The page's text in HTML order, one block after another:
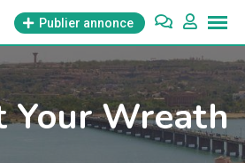
Publier annonce
Your Wreath